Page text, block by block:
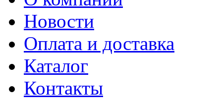
Новости
Оплата и доставка
Каталог
Контакты